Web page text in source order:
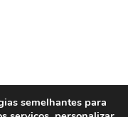
semelhantes para